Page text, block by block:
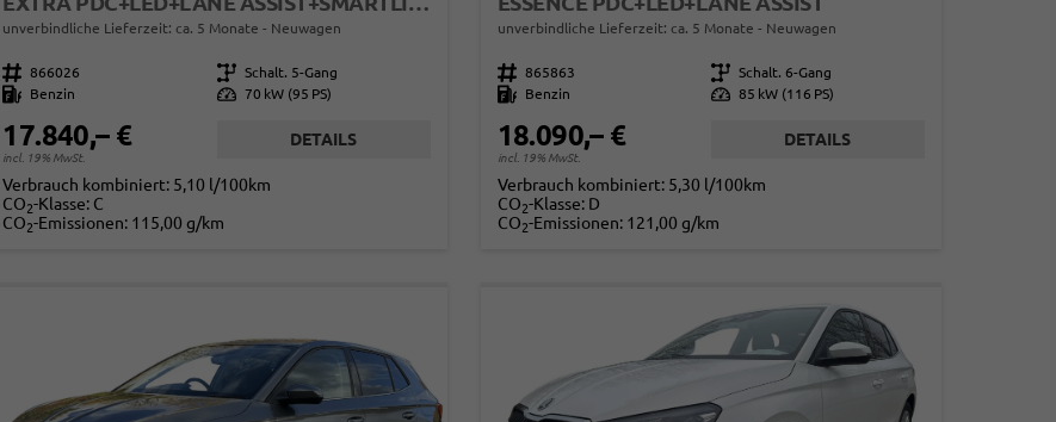
unverbindliche Lieferzeit: ca. 5 Monate Neuwagen
Fahrzeugnr. 866026 Getriebe Schalt. 5-Gang
Kraftstoff
Benzin Leistung 70 kW (95 PS)
17.840,– €
incl. 19% MwSt.
DETAILS
Verbrauch kombiniert: 5,10 l/100km
CO2-Klasse: C
CO2-Emissionen: 115,00 g/km
unverbindliche Lieferzeit: ca. 5 Monate Neuwagen
Fahrzeugnr. 865863 Getriebe Schalt. 6-Gang
Kraftstoff
Benzin Leistung 85 kW (116 PS)
18.090,– €
incl. 19% MwSt.
DETAILS
Verbrauch kombiniert: 5,30 l/100km
CO2-Klasse: D
CO2-Emissionen: 121,00 g/km